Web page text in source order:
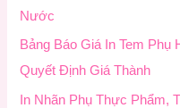
:
Nước
Bảng Báo Giá In Tem Phụ
Quyết Định Giá Thành
In Nhãn Phụ Thực Phẩm,